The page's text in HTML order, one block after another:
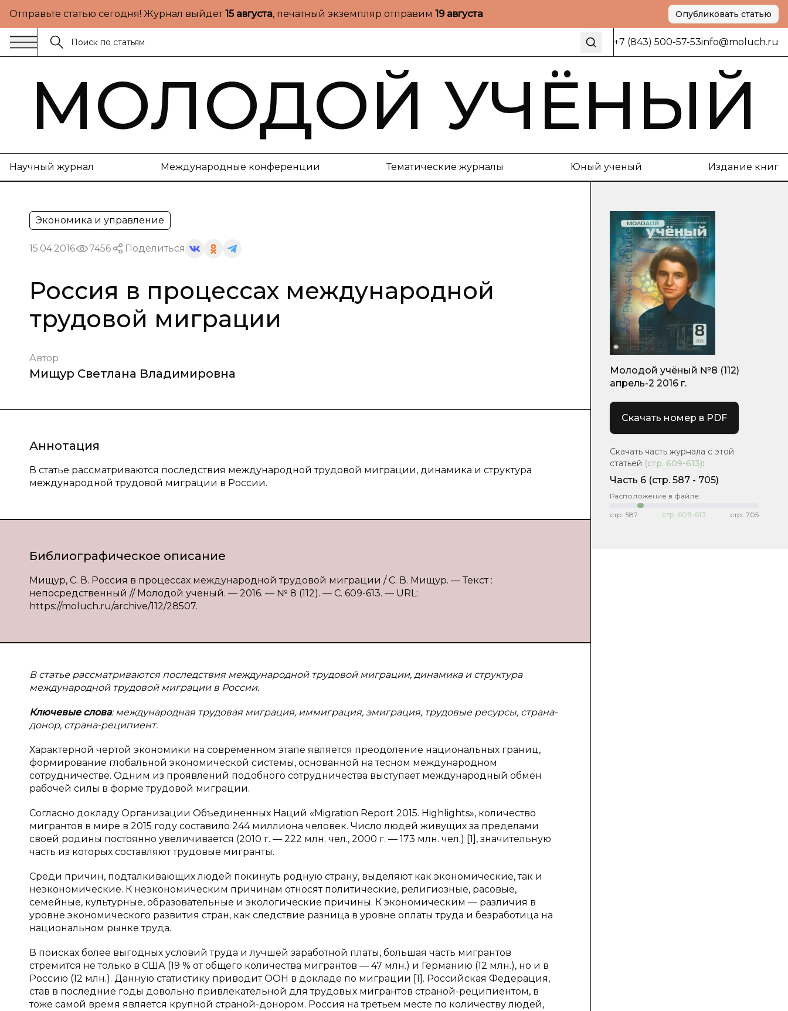
Отправьте статью сегодня! Журнал выйдет15 августа, печатный экземпляр отправим 19 августа Опубликовать статью
+7 (843) 500-57-53info@moluch.ru
МОЛОДОЙ УЧЁНЫЙ
Научный журнал Международные конференции Тематические журналы Юный ученый Издание книг
Экономика и управление
15.04.2016 7456 Поделиться
Россия в процессах международной
трудовой миграции
Автор
Мищур Светлана Владимировна
Аннотация
В статье рассматриваются последствия международной трудовой миграции, динамика и структура
международной трудовой миграции в России.
Библиографическое описание
Мищур, С. В. Россия в процессах международной трудовой миграции / С. В. Мищур. — Текст :
непосредственный // Молодой ученый. — 2016. — № 8 (112). — С. 609-613. — URL:
https://moluch.ru/archive/112/28507.
В статье рассматриваются последствия международной трудовой миграции, динамика и структура
международной трудовой миграции в России.
Ключевые слова: международная трудовая миграция, иммиграция, эмиграция, трудовые ресурсы, страна-
донор, страна-реципиент.
Характерной чертой экономики на современном этапе является преодоление национальных границ,
формирование глобальной экономической системы, основанной на тесном международном
сотрудничестве. Одним из проявлений подобного сотрудничества выступает международный обмен
рабочей силы в форме трудовой миграции.
Согласно докладу Организации Объединенных Наций «Migration Report 2015. Highlights», количество
мигрантов в мире в 2015 году составило 244 миллиона человек. Число людей живущих за пределами
своей родины постоянно увеличивается (2010 г. — 222 млн. чел., 2000 г. — 173 млн. чел.) [1], значительную
часть из которых составляют трудовые мигранты.
Среди причин, подталкивающих людей покинуть родную страну, выделяют как экономические, так и
неэкономические. К неэкономическим причинам относят политические, религиозные, расовые,
семейные, культурные, образовательные и экологические причины. К экономическим — различия в
уровне экономического развития стран, как следствие разница в уровне оплаты труда и безработица на
национальном рынке труда.
В поисках более выгодных условий труда и лучшей заработной платы, большая часть мигрантов
стремится не только в США (19 % от общего количества мигрантов — 47 млн.) и Германию (12 млн.), но и в
Россию (12 млн.). Данную статистику приводит ООН в докладе по миграции [1]. Российская Федерация,
став в последние годы довольно привлекательной для трудовых мигрантов страной-реципиентом, в
тоже самой время является крупной страной-донором. Россия на третьем месте по количеству людей,
Молодой учёный №8 (112)
апрель-2 2016 г.
Скачать номер в PDF
Скачать часть журнала с этой
статьей (стр. 609-613):
Часть 6 (cтр. 587 - 705)
Расположение в файле:
стр. 587 стр. 609-613 стр. 705